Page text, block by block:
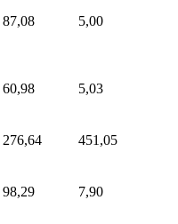
87,08 5,00
60,98 5,03
276,64
451,05
98,29 7,90